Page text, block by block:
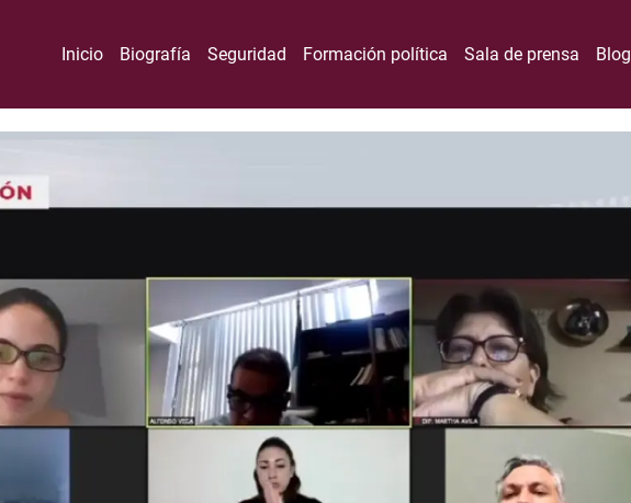
Inicio Biografía Seguridad Formación política Sala de prensa Blog